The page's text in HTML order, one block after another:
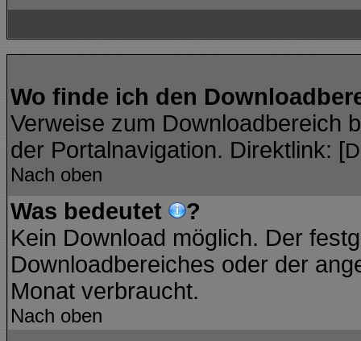
Wo finde ich den
Verweise zum Downloadbereich
der Portalnavigation. Direktlink: [
Nach oben
Was bedeutet
?
Kein Download möglich. Der
Downloadbereiches oder der
Monat verbraucht.
Nach oben